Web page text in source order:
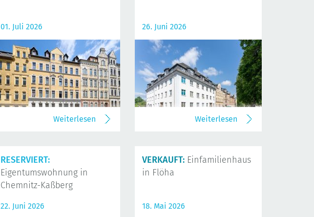
01. Juli 2026
Weiterlesen
26. Juni 2026
Weiterlesen
RESERVIERT:
Eigentumswohnung in
Chemnitz-Kaßberg
22. Juni 2026
VERKAUFT: Einfamilienhaus
in Flöha
18. Mai 2026